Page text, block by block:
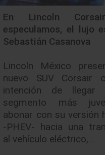
En Lincoln
especulamos, el lujo
Sebastián Casanova
Lincoln México
nuevo SUV Corsair
intención de
segmento más
abonar con su versión
-PHEV- hacia una
al vehículo eléctrico,…